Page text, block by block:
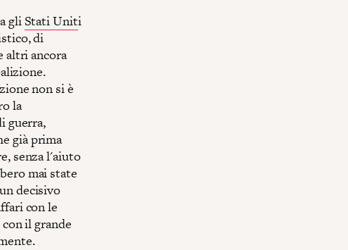
gliStati Uniti
di
altri ancora
non si è
la
guerra,
già prima
senza l'aiuto
mai state
decisivo
con le
il grande